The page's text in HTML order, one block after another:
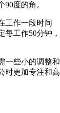
度的角。
工作一段时间
工作50分钟，
一些小的调整和
时更加专注和高